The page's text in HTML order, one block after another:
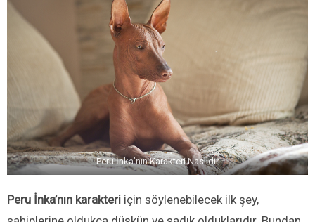
Peru İnka’nın Karakteri Nasıldır
Peru İnka’nın karakteri için söylenebilecek ilk şey,